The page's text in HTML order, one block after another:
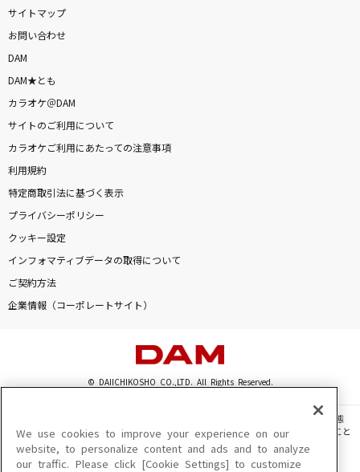
サイトマップ
お問い合わせ
DAM
DAM★とも
カラオケ＠DAM
サイトのご利用について
カラオケご利用にあたっての注意事項
利用規約
特定商取引法に基づく表示
プライバシーポリシー
クッキー設定
インフォマティブデータの取得について
ご契約方法
企業情報（コーポレートサイト）
© DAIICHIKOSHO CO.,LTD. All Rights Reserved.
このサイトに掲載されている一切の文章・画像・写真・動画・音声等を、手段や形態
を問わず、著作権法の定める範囲を超えて無断で複製、転載、ファイル化などすること
を禁じます。
楽曲及びコンテンツは、機種によりご利用いただけない場合があります。
We use cookies to improve your experience on our
website, to personalize content and ads and to analyze
our traffic. Please click [Cookie Settings] to customize